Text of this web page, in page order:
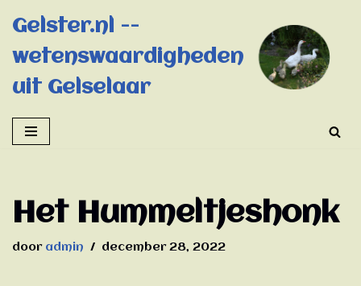
naar
de
Gelster.nl --
wetenswaardigheden
uit Gelselaar
Het Hummeltjeshonk
door admin december 28, 2022